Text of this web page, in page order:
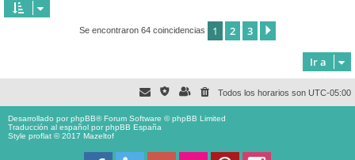
Se encontraron 64 coincidencias 1 2 3
Ir a
Todos los horarios son UTC-05:00
Desarrollado porphpBB® Forum Software © phpBB Limited
Traducción al español porphpBB España
Style proflat © 2017 Mazeltof